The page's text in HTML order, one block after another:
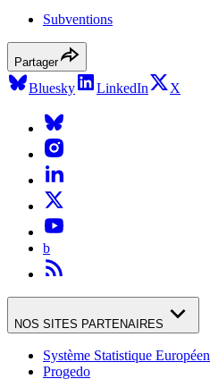
Subventions
Partager
Bluesky LinkedIn X
b
NOS SITES PARTENAIRES
Système Statistique Européen
Progedo